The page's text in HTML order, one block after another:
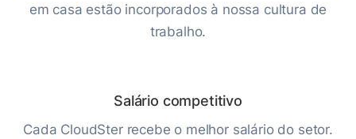
em casa estão incorporados à nossa cultura de
trabalho.
Salário competitivo
Cada CloudSter recebe o melhor salário do setor.